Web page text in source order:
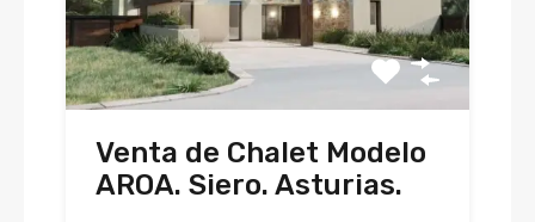
Venta de Chalet Modelo
AROA. Siero. Asturias.